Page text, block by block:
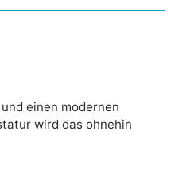
einen modernen
wird das ohnehin